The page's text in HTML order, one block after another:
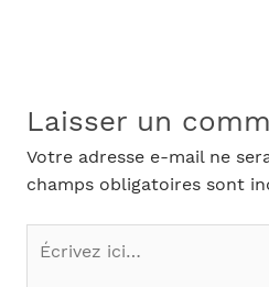
Laisser un
Votre adresse e-mail ne
champs obligatoires sont
Écrivez